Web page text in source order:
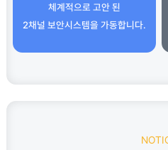
체계적으로 고안 된
2채널 보안시스템을 가동합니다.